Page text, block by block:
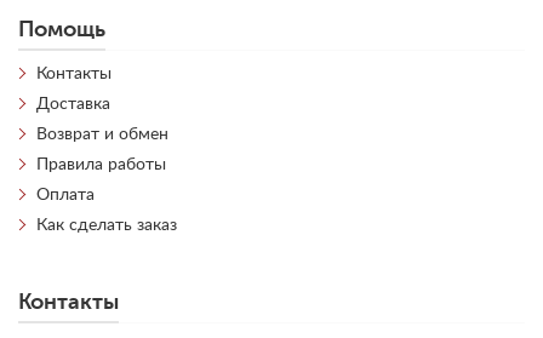
Помощь
Контакты
Доставка
Возврат и обмен
Правила работы
Оплата
Как сделать заказ
Контакты